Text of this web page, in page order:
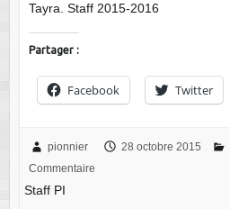
Tayra. Staff 2015-2016
Partager :
Facebook Twitter
pionnier 28 octobre 2015
Commentaire
Staff PI